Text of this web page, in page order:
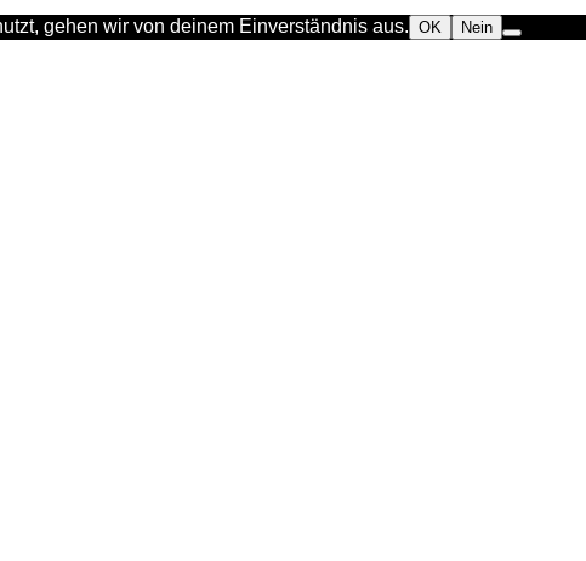
gehen wir von deinem Einverständnis aus. OK Nein